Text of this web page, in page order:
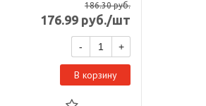
186.30руб.
176.99 руб./шт
- +
В корзину